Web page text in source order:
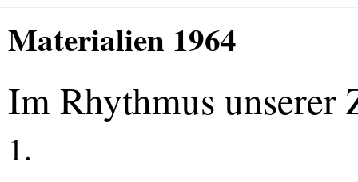
Materialien 1964
Im Rhythmus unserer
1.